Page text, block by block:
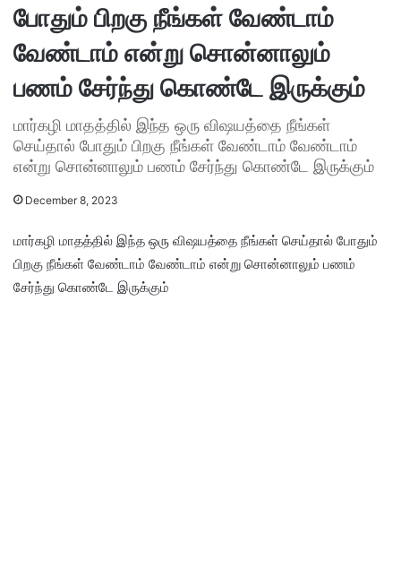
போதும் பிறகு நீங்கள் வேண்டாம்
வேண்டாம் என்று சொன்னாலும்
பணம் சேர்ந்து கொண்டே இருக்கும்
மார்கழி மாதத்தில் இந்த ஒரு விஷயத்தை நீங்கள்
செய்தால் போதும் பிறகு நீங்கள் வேண்டாம் வேண்டாம்
என்று சொன்னாலும் பணம் சேர்ந்து கொண்டே இருக்கும்
December 8, 2023
மார்கழி மாதத்தில் இந்த ஒரு விஷயத்தை நீங்கள் செய்தால் போதும்
பிறகு நீங்கள் வேண்டாம் வேண்டாம் என்று சொன்னாலும் பணம்
சேர்ந்து கொண்டே இருக்கும்